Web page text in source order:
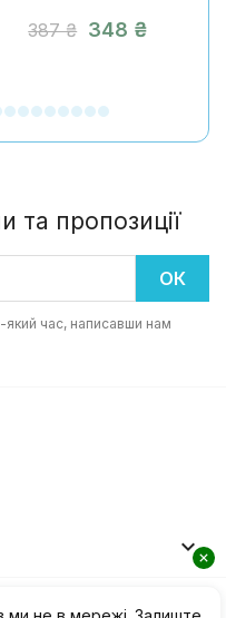
387 ₴ 348 ₴
та пропозиції
який час, написавши нам
